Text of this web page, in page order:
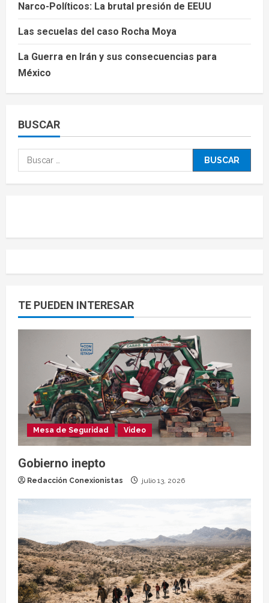
Narco-Políticos: La brutal presión de EEUU
Las secuelas del caso Rocha Moya
La Guerra en Irán y sus consecuencias para
México
BUSCAR
TE PUEDEN INTERESAR
Mesa de Seguridad Video
Gobierno inepto
Redacción Conexionistas julio 13, 2026